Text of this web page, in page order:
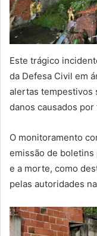
Este trágico
da Defesa Civil em
alertas tempestivos
danos causados
O monitoramento
emissão de
e a morte, como
pelas autoridades